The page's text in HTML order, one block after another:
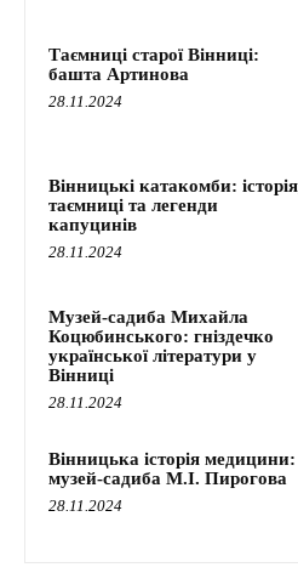
Таємниці старої Вінниці:
башта Артинова
28.11.2024
Вінницькі катакомби:
таємниці та легенди
капуцинів
28.11.2024
Музей-садиба Михайла
Коцюбинського: гніздечко
української літератури у
Вінниці
28.11.2024
Вінницька історія медицини:
музей-садиба М.І. Пирогова
28.11.2024